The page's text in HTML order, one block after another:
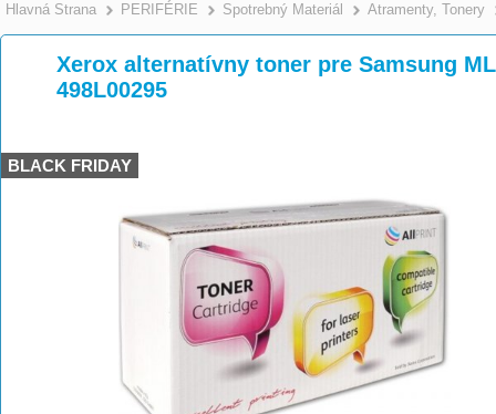
Hlavná Strana >
PERIFÉRIE >
Spotrebný Materiál >
Atramenty, Tonery
Xerox alternatívny toner pre Samsung
498L00295
BLACK FRIDAY